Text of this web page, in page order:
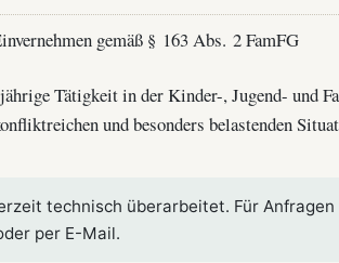
gemäß § 163 Abs. 2 FamFG
Tätigkeit in der Kinder-, Jugend- und
und besonders belastenden
technisch überarbeitet. Für
per E-Mail.